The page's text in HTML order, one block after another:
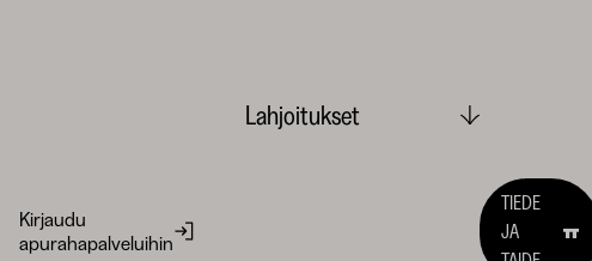
Kirjaudu
apurahapalveluihin
Lahjoitukset
TIEDE
JA